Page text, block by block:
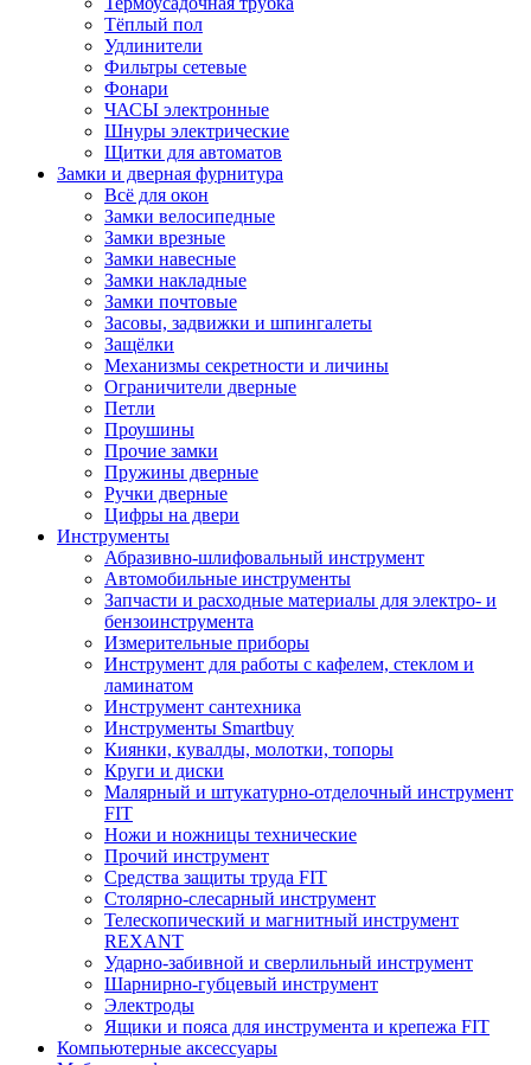
Тёплый пол
Удлинители
Фильтры сетевые
Фонари
ЧАСЫ электронные
Шнуры электрические
Щитки для автоматов
Замки и дверная фурнитура
Всё для окон
Замки велосипедные
Замки врезные
Замки навесные
Замки накладные
Замки почтовые
Засовы, задвижки и шпингалеты
Защёлки
Механизмы секретности и личины
Ограничители дверные
Петли
Проушины
Прочие замки
Пружины дверные
Ручки дверные
Цифры на двери
Инструменты
Абразивно-шлифовальный инструмент
Автомобильные инструменты
Запчасти и расходные материалы для электро- и
бензоинструмента
Измерительные приборы
Инструмент для работы с кафелем, стеклом и
ламинатом
Инструмент сантехника
Инструменты Smartbuy
Киянки, кувалды, молотки, топоры
Круги и диски
Малярный и штукатурно-отделочный инструмент
FIT
Ножи и ножницы технические
Прочий инструмент
Средства защиты труда FIT
Столярно-слесарный инструмент
Телескопический и магнитный инструмент
REXANT
Ударно-забивной и сверлильный инструмент
Шарнирно-губцевый инструмент
Электроды
Ящики и пояса для инструмента и крепежа FIT
Компьютерные аксессуары